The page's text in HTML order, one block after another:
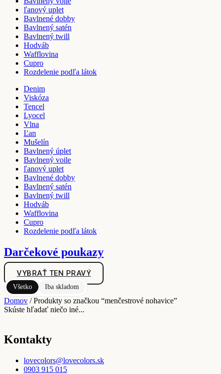
ľanový uplet
Bavlnené dobby
Bavlnený satén
Bavlnený twill
Hodváb
Wafflovina
Cupro
Rozdelenie podľa látok
Denim
Viskóza
Tencel
Lyocel
Vlna
Ľan
Mušelín
Bavlnený úplet
Bavlnený voile
ľanový uplet
Bavlnené dobby
Bavlnený satén
Bavlnený twill
Hodváb
Wafflovina
Cupro
Rozdelenie podľa látok
Darčekové poukazy
VYBRAŤ TEN PRAVÝ
Všetko Iba skladom
Domov / Produkty so značkou “menčestrové nohavice”
Skúste hľadať niečo iné...
Kontakty
lovecolors@lovecolors.sk
0903 915 015